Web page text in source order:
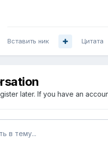
Вставить ник Цитата
later. If you have an
в тему...